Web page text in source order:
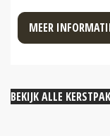
MEER
BEKIJK ALLE